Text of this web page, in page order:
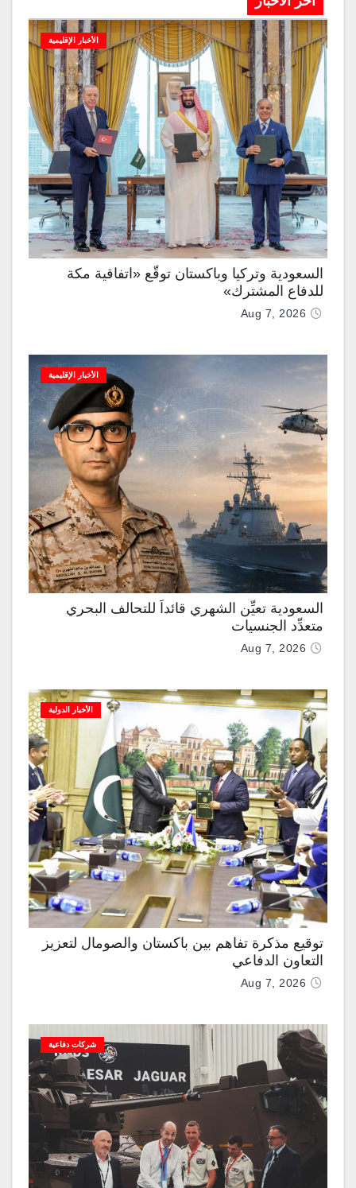
الأخبار الإقليمية
السعودية وتركيا وباكستان توقّع «اتفاقية مكة
للدفاع المشترك»
Aug 7, 2026
الأخبار الإقليمية
السعودية تعيِّن الشهري قائداً للتحالف البحري
متعدِّد الجنسيات
Aug 7, 2026
الأخبار الدولية
توقيع مذكرة تفاهم بين باكستان والصومال لتعزيز
التعاون الدفاعي
Aug 7, 2026
شركات دفاعية